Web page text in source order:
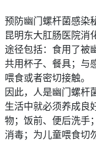
预防幽门螺杆菌感染
昆明东大肛肠医院消
途径包括：食用了被
共用杯子、餐具；与
喂食或者密切接触。
因此，人是幽门螺杆
生活中就必须养成良
物；饭前、便后洗手
消毒；为儿童喂食切